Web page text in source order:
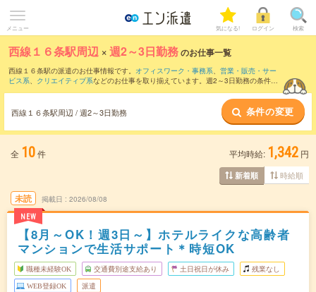
メニュー 気になる! ログイン 検索
西線１６条駅周辺 ×週2～3日勤務のお仕事一覧
西線１６条駅の派遣のお仕事情報です。 オフィスワーク・事務系、 営業・販売・サー
ビス系、 クリエイティブ系などのお仕事を取り揃えています。週2～3日勤務の条件の
西線１６条駅周辺 / 週2～3日勤務 条件の変更
全 10件 平均時給: 1,342 円
新着順 時給順
未読
NEW
掲載日 2026/08/08
【8月～OK！週3日～】ホテルライクな高齢者
マンションで生活サポート＊時短OK
職種未経験OK 交通費別途支給あり 土日祝日が休み 残業なし
WEB登録OK 派遣